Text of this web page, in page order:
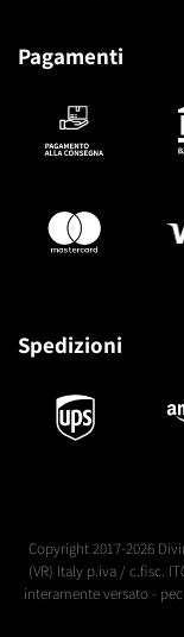
Pagamenti
Spedizioni
Copyright 2017-2026
(VR) Italy p.iva / c.fisc.
interamente versato -